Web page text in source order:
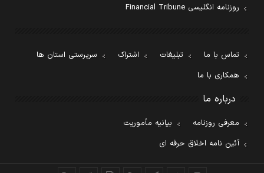
روزنامه انگلیسی Financial Tribune
تماس با ما تبلیغات اشتراک
سرپرستی استان ها
همکاری با ما
درباره ما
معرفی روزنامه
بیانیه مأموریت
آئین نامه اخلاق حرفه ای